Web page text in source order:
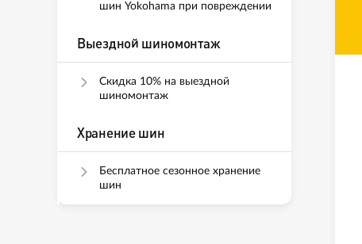
шин Yokohama при повреждении
Выездной шиномонтаж
Скидка 10% на выездной
шиномонтаж
Хранение шин
Бесплатное сезонное хранение
шин